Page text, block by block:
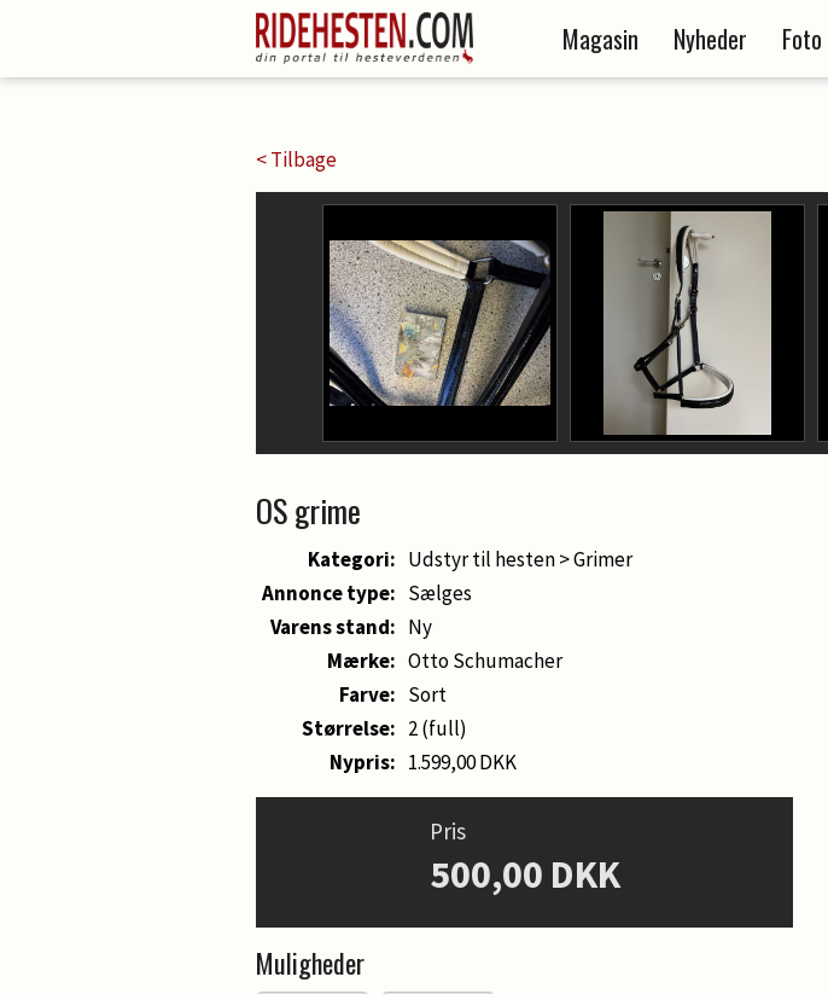
Magasin Nyheder Foto
< Tilbage
OS grime
Kategori: Udstyr til hesten > Grimer
Annonce type: Sælges
Varens stand: Ny
Mærke: Otto Schumacher
Farve: Sort
Størrelse: 2 (full)
Nypris: 1.599,00 DKK
Pris
500,00 DKK
Muligheder